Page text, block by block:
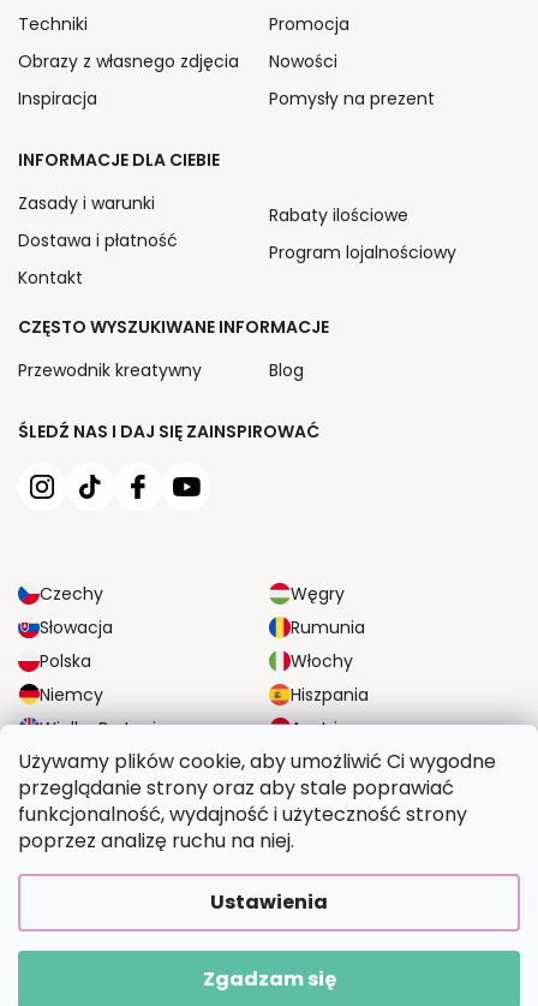
Używamy plików cookie, aby umożliwić Ci wygodne
przeglądanie strony oraz aby stale poprawiać
funkcjonalność, wydajność i użyteczność strony
poprzez analizę ruchu na niej.
Ustawienia
Zgadzam się
ŚLEDŹ NAS I DAJ SIĘ ZAINSPIROWAĆ
Czechy
Węgry
Słowacja
Rumunia
Polska
Włochy
Niemcy
Hiszpania
Wielka Brytania
Austria
Techniki
Obrazy z własnego zdjęcia
Inspiracja
Promocja
Nowości
Pomysły na prezent
INFORMACJE DLA CIEBIE
Zasady i warunki
Dostawa i płatność
Kontakt
Rabaty ilościowe
Program lojalnościowy
CZĘSTO WYSZUKIWANE INFORMACJE
Przewodnik kreatywny
Blog
NIEZAWODNE OPCJE DOSTAWY
BEZPIECZNE OPCJE PŁATNOŚCI
Wymalujtosam.pl. Wszystkie prawa zastrzeżone.